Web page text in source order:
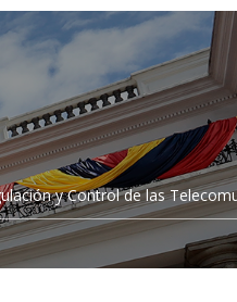
y Control de las